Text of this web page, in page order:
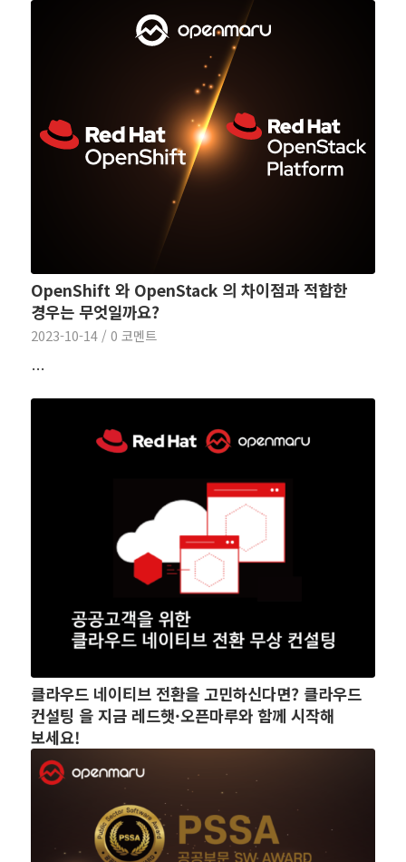
OpenShift 와 OpenStack 의 차이점과 적합한
경우는 무엇일까요?
2023-10-14 / 0 코멘트
…
클라우드 네이티브 전환을 고민하신다면? 클라우드
컨설팅 을 지금 레드햇·오픈마루와 함께 시작해
보세요!